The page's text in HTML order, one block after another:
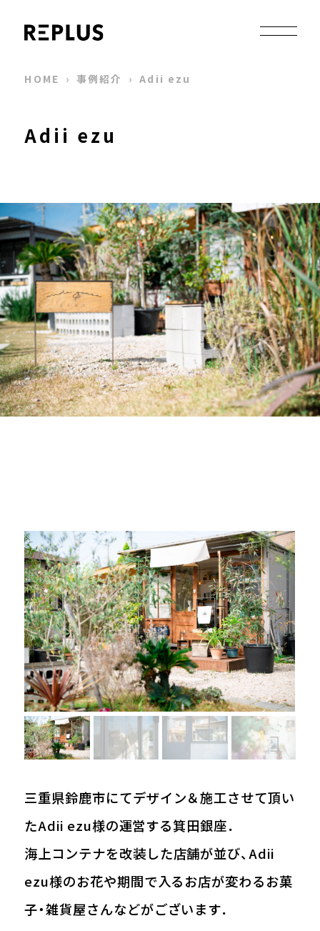
HOME › 事例紹介 ›Adii ezu
Adii ezu
三重県鈴鹿市にてデザイン＆施工させて頂い
たAdii ezu様の運営する箕田銀座．
海上コンテナを改装した店舗が並び、Adii
ezu様のお花や期間で入るお店が変わるお菓
子・雑貨屋さんなどがございます．